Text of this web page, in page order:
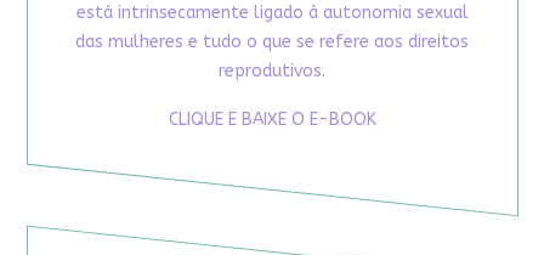
está intrinsecamente ligado à autonomia sexual
das mulheres e tudo o que se refere aos direitos
reprodutivos.
CLIQUE E BAIXE O E-BOOK